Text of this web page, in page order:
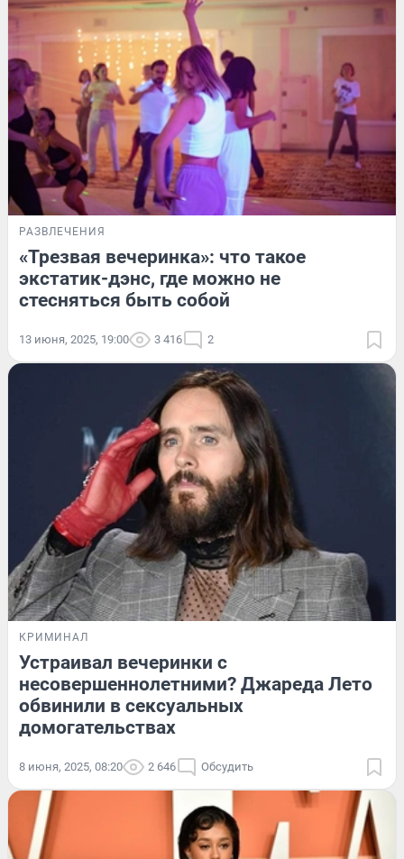
РАЗВЛЕЧЕНИЯ
«Трезвая вечеринка»: что такое
экстатик-дэнс, где можно не
стесняться быть собой
13 июня, 2025, 19:00 3 416 2
КРИМИНАЛ
Устраивал вечеринки с
несовершеннолетними? Джареда Лето
обвинили в сексуальных
домогательствах
8 июня, 2025, 08:20 2 646 Обсудить